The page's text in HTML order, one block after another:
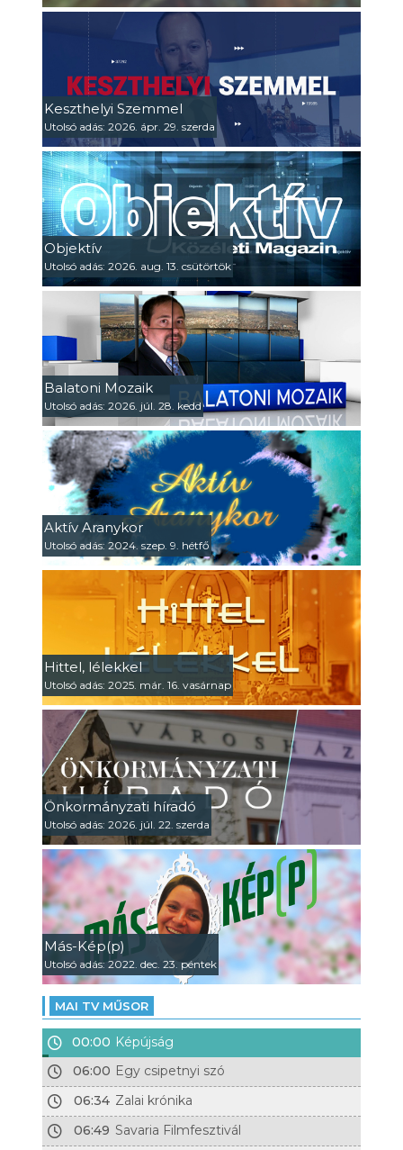
Keszthelyi Szemmel
Utolsó adás: 2026. ápr. 29. szerda
Objektív
Utolsó adás: 2026. aug. 13. csütörtök
Balatoni Mozaik
Utolsó adás: 2026. júl. 28. kedd
Aktív Aranykor
Utolsó adás: 2024. szep. 9. hétfő
Hittel, lélekkel
Utolsó adás: 2025. már. 16. vasárnap
Önkormányzati híradó
Utolsó adás: 2026. júl. 22. szerda
Más-Kép(p)
Utolsó adás: 2022. dec. 23. péntek
MAI TV MŰSOR
00:00 Képújság
06:00 Egy csipetnyi szó
06:34 Zalai krónika
06:49 Savaria Filmfesztivál